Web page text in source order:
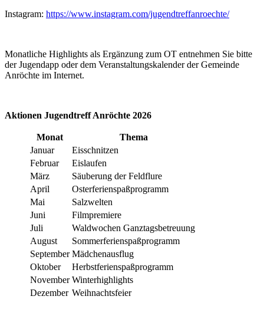
Instagram: https://www.instagram.com/jugendtreffanroechte/
Monatliche Highlights als Ergänzung zum OT entnehmen Sie bitte
der Jugendapp oder dem Veranstaltungskalender der Gemeinde
Anröchte im Internet.
Aktionen Jugendtreff Anröchte 2026
Monat
Thema
Januar
Eisschnitzen
Februar
Eislaufen
März
Säuberung der Feldflure
April
Osterferienspaßprogramm
Mai
Salzwelten
Juni
Filmpremiere
Juli
Waldwochen Ganztagsbetreuung
August
Sommerferienspaßprogramm
September Mädchenausflug
Oktober
Herbstferienspaßprogramm
November Winterhighlights
Dezember Weihnachtsfeier